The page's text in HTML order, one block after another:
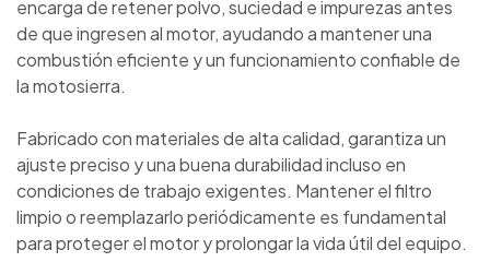
encarga de retener polvo, suciedad e impurezas antes
de que ingresen al motor, ayudando a mantener una
combustión eficiente y un funcionamiento confiable de
la motosierra.
Fabricado con materiales de alta calidad, garantiza un
ajuste preciso y una buena durabilidad incluso en
condiciones de trabajo exigentes. Mantener el filtro
limpio o reemplazarlo periódicamente es fundamental
para proteger el motor y prolongar la vida útil del equipo.